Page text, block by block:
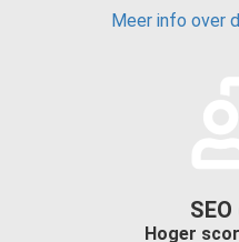
Meer info over
Hoger